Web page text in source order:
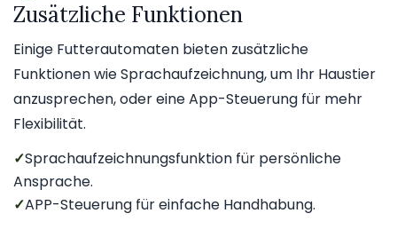
Zusätzliche Funktionen
Einige Futterautomaten bieten zusätzliche
Funktionen wie Sprachaufzeichnung, um Ihr Haustier
anzusprechen, oder eine App-Steuerung für mehr
Flexibilität.
✓Sprachaufzeichnungsfunktion für persönliche
Ansprache.
✓APP-Steuerung für einfache Handhabung.